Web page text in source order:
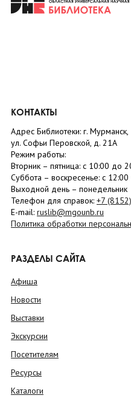
КОНТАКТЫ
Адрес Библиотеки: г. Мурманск,
ул. Софьи Перовской, д. 21А
Режим работы:
Вторник – пятница: с 10:00 до
Суббота – воскресенье: c
Выходной день – понедельник
Телефон для справок: +7 (8152)
E-mail: ruslib@mgounb.ru
Политика обработки
РАЗДЕЛЫ САЙТА
Афиша
Новости
Выставки
Экскурсии
Посетителям
Ресурсы
Каталоги